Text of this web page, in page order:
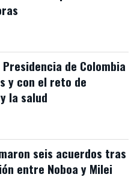
de Colombia
y con el reto de
la salud
seis acuerdos tras
entre Noboa y Milei